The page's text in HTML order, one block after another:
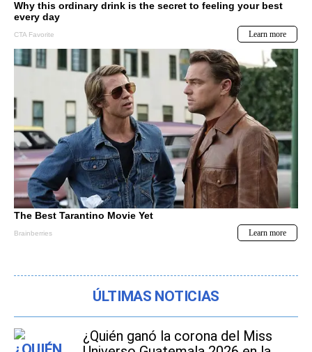
ÚLTIMAS NOTICIAS
¿Quién ganó la corona del Miss